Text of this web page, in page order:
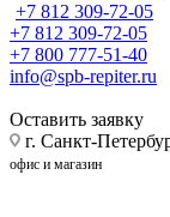
+7 812 309-72-05
+7 812 309-72-05
+7 800 777-51-40
info@spb-repiter.ru
Оставить заявку
г. Санкт-
офис и магазин